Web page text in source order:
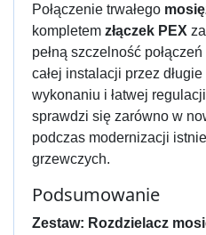
Połączenie trwałego
kompletem złączek PEX
pełną szczelność
całej instalacji przez
wykonaniu i łatwej
sprawdzi się zarówno w
podczas modernizacji
grzewczych.
Podsumowanie
Zestaw: Rozdzielacz